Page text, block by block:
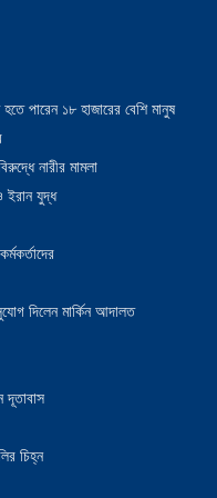
হতে পারেন ১৮ হাজারের বেশি মানুষ
নারীর মামলা
ইরান যুদ্ধ
দিলেন মার্কিন আদালত
দূতাবাস
চিহ্ন